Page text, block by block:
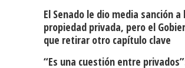
El Senado le dio media sanción a
propiedad privada, pero el
que retirar otro capítulo clave
“Es una cuestión entre